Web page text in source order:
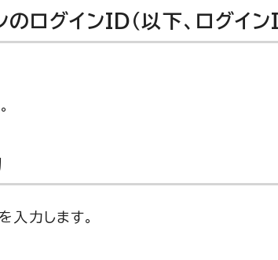
ログインID（以下、ログイン
力します。